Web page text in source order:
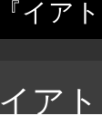
『イア
イア